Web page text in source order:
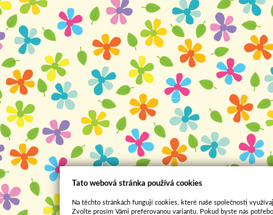
Tato webová stránka používá cookies
Na těchto stránkách fungují cookies, které naše společnosti
Zvolte prosím Vámi preferovanou variantu. Pokud byste nás